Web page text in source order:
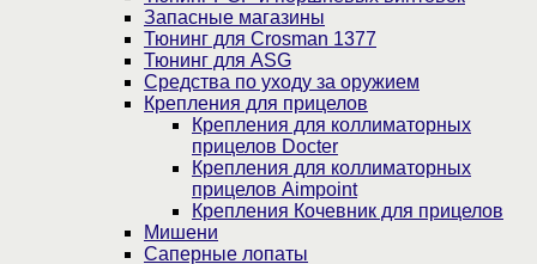
Запасные магазины
Тюнинг для Crosman 1377
Тюнинг для ASG
Средства по уходу за оружием
Крепления для прицелов
Крепления для коллиматорных
прицелов Docter
Крепления для коллиматорных
прицелов Aimpoint
Крепления Кочевник для прицелов
Мишени
Саперные лопаты